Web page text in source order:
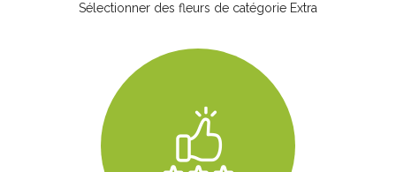
Sélectionner des fleurs de catégorie Extra